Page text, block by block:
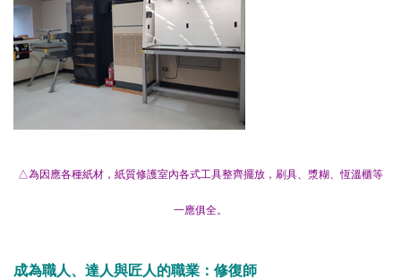
△為因應各種紙材，紙質修護室內各式工具整齊擺放，刷具、漿糊、恆溫櫃等
一應俱全。
成為職人、達人與匠人的職業：修復師